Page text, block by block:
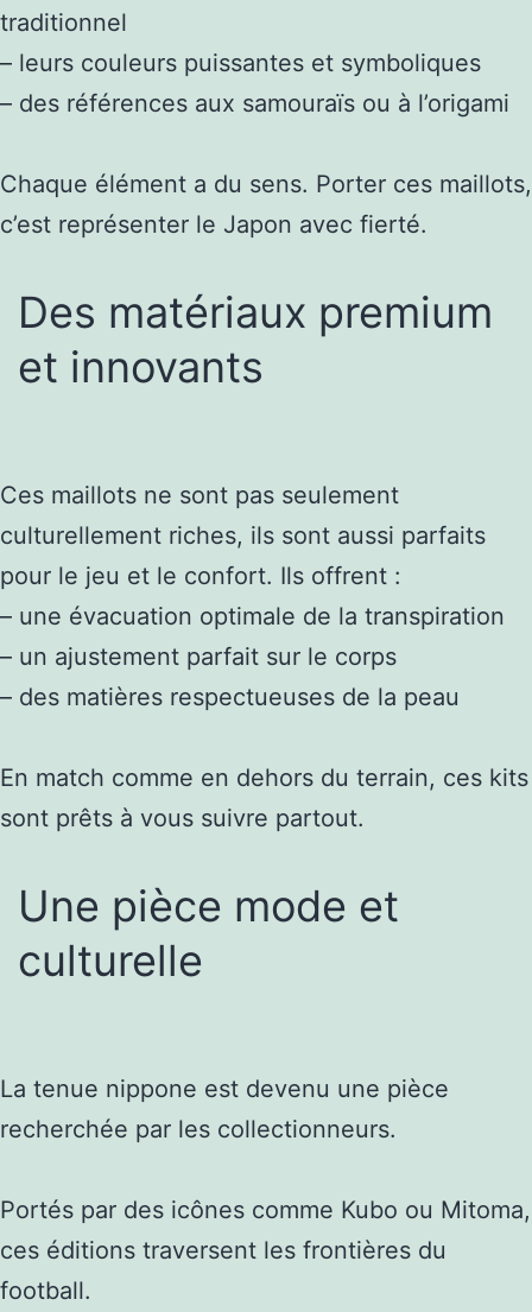
traditionnel
– leurs couleurs puissantes et symboliques
– des références aux samouraïs ou à l’origami
Chaque élément a du sens. Porter ces maillots,
c’est représenter le Japon avec fierté.
Des matériaux premium
et innovants
Ces maillots ne sont pas seulement
culturellement riches, ils sont aussi parfaits
pour le jeu et le confort. Ils offrent :
– une évacuation optimale de la transpiration
– un ajustement parfait sur le corps
– des matières respectueuses de la peau
En match comme en dehors du terrain, ces kits
sont prêts à vous suivre partout.
Une pièce mode et
culturelle
La tenue nippone est devenu une pièce
recherchée par les collectionneurs.
Portés par des icônes comme Kubo ou Mitoma,
ces éditions traversent les frontières du
football.